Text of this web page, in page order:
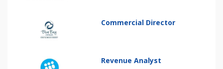
Commercial Director
Revenue Analyst